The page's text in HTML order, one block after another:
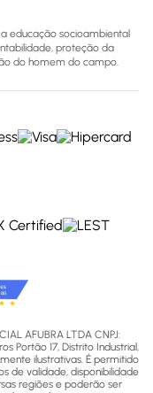
educação socioambiental
proteção da
do homem do campo.
AFUBRA LTDA CNPJ:
Portão 17, Distrito Industrial,
ilustrativas. É permitido
de validade, disponibilidade
regiões e poderão ser